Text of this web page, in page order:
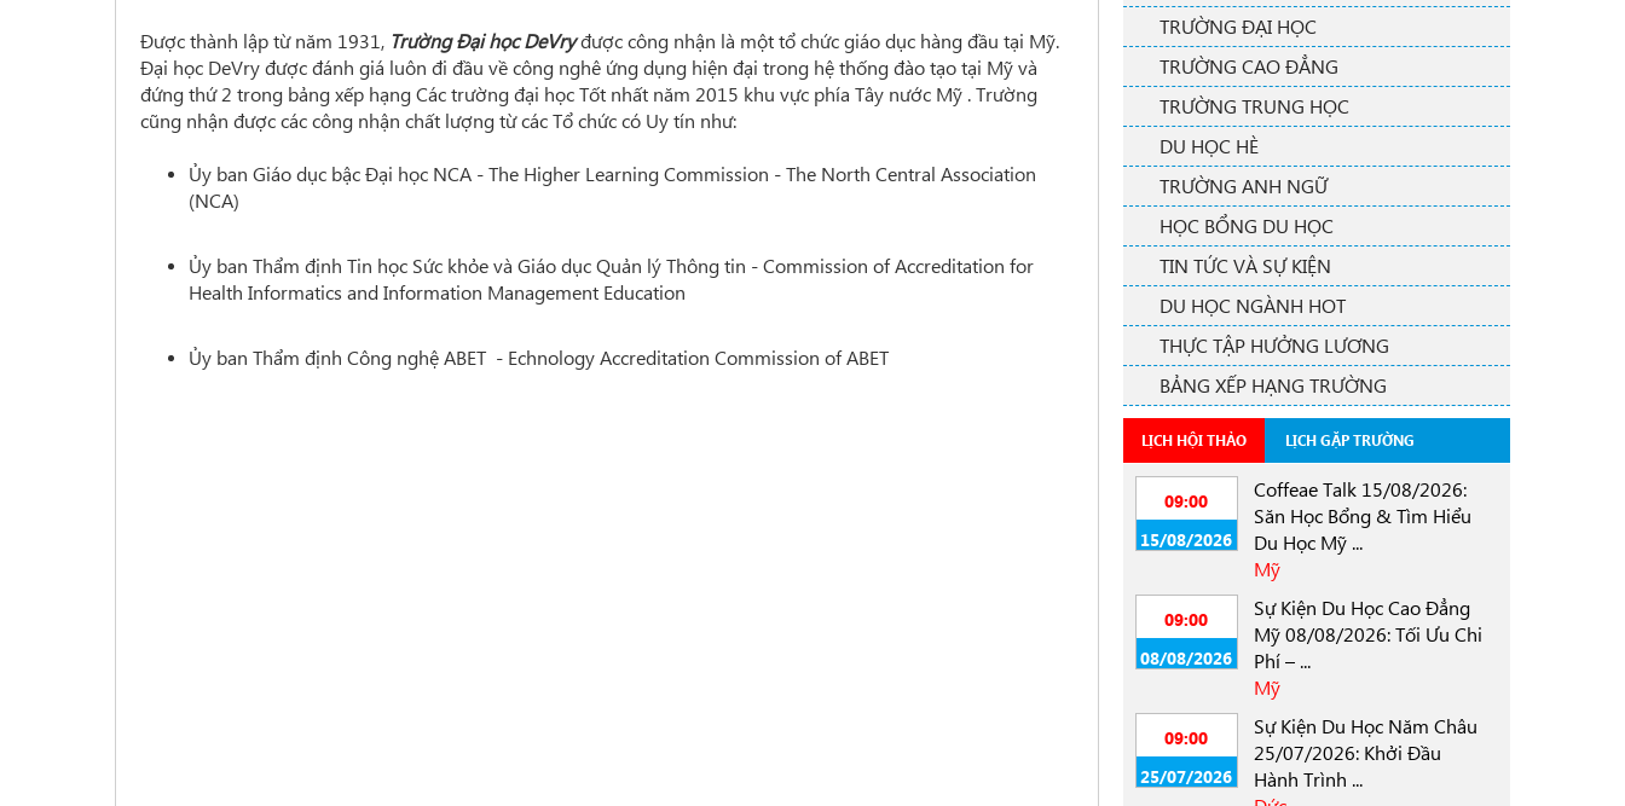
Được thành lập từ năm 1931, Trường Đại học DeVryđược công nhận là một tổ chức giáo dục hàng đầu tại Mỹ.
Đại học DeVry được đánh giá luôn đi đầu về công nghê ứng dụng hiện đại trong hệ thống đào tạo tại Mỹ và
đứng thứ 2 trong bảng xếp hạng Các trường đại học Tốt nhất năm 2015 khu vực phía Tây nước Mỹ . Trường
cũng nhận được các công nhận chất lượng từ các Tổ chức có Uy tín như:
Ủy ban Giáo dục bậc Đại học NCA - The Higher Learning Commission - The North Central Association
(NCA)
Ủy ban Thẩm định Tin học Sức khỏe và Giáo dục Quản lý Thông tin - Commission of Accreditation for
Health Informatics and Information Management Education
Ủy ban Thẩm định Công nghệ ABET - Echnology Accreditation Commission of ABET
TRƯỜNG ĐẠI HỌC
TRƯỜNG CAO ĐẲNG
TRƯỜNG TRUNG HỌC
DU HỌC HÈ
TRƯỜNG ANH NGỮ
HỌC BỔNG DU HỌC
TIN TỨC VÀ SỰ KIỆN
DU HỌC NGÀNH HOT
THỰC TẬP HƯỞNG LƯƠNG
BẢNG XẾP HẠNG TRƯỜNG
LỊCH HỘI THẢO LỊCH GẶP TRƯỜNG
09:00
15/08/2026
Coffeae Talk 15/08/2026:
Săn Học Bổng & Tìm Hiểu
Du Học Mỹ ...
Mỹ
09:00
08/08/2026
Sự Kiện Du Học Cao Đẳng
Mỹ 08/08/2026: Tối Ưu Chi
Phí – ...
Mỹ
09:00
25/07/2026
Sự Kiện Du Học Năm Châu
25/07/2026: Khởi Đầu
Hành Trình ...